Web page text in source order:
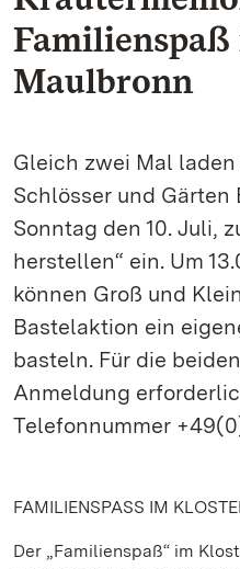
Maulbronn
Gleich zwei Mal
Schlösser und
Sonntag den 10. Juli,
herstellen“ ein. Um
können Groß und
Bastelaktion ein
basteln. Für die
Anmeldung
Telefonnummer
FAMILIENSPASS IM
Der „Familienspaß“ im